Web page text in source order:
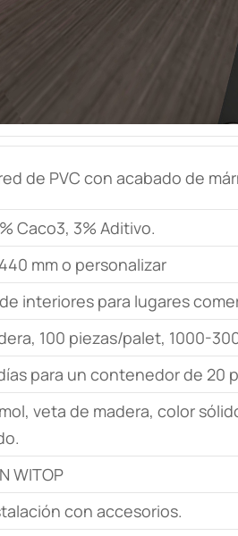
de PVC con acabado de
Caco3, 3% Aditivo.
mm o personalizar
interiores para lugares
100 piezas/palet, 1000-
para un contenedor de 20
veta de madera, color
WITOP
con accesorios.